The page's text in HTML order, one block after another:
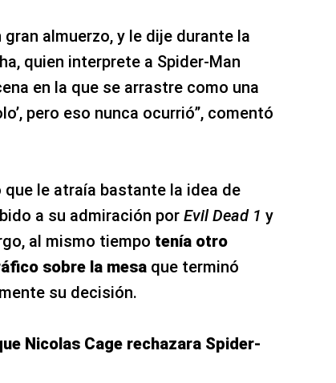
gran almuerzo, y le dije durante la
quien interprete a Spider-Man
en la que se arrastre como una
pero eso nunca ocurrió”, comentó
que le atraía bastante la idea de
a su admiración por Evil Dead 1 y
al mismo tiempo tenía otro
sobre la mesa que terminó
su decisión.
Nicolas Cage rechazara Spider-